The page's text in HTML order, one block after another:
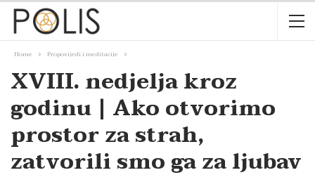
Home Propovijedi i meditacije
XVIII. nedjelja kroz
godinu | Ako otvorimo
prostor za strah,
zatvorili smo ga za ljubav